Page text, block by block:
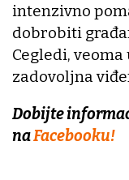
intenzivno
dobrobiti
Cegledi,
zadovoljna
Dobijte
naFacebooku!